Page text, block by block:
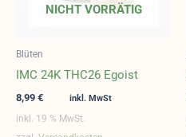
NICHT VORRÄTIG
Blüten
IMC 24K THC26 Egoist
8,99 € inkl. MwSt
inkl. 19 % MwSt.